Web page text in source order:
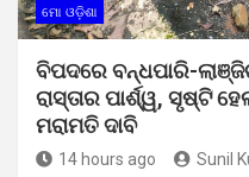
ମୋ ଓଡ଼ିଶା
ବିପଦରେ ବନ୍ଧପାରି-
ରାସ୍ତାର ପାର୍ଶ୍ୱ, ସୃଷ୍ଟି
ମରାମତି ଦାବି
14 hours ago Sunil